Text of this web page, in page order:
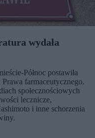
wydała
Północ postawiła
farmaceutycznego.
społecznościowych
lecznicze,
i inne schorzenia